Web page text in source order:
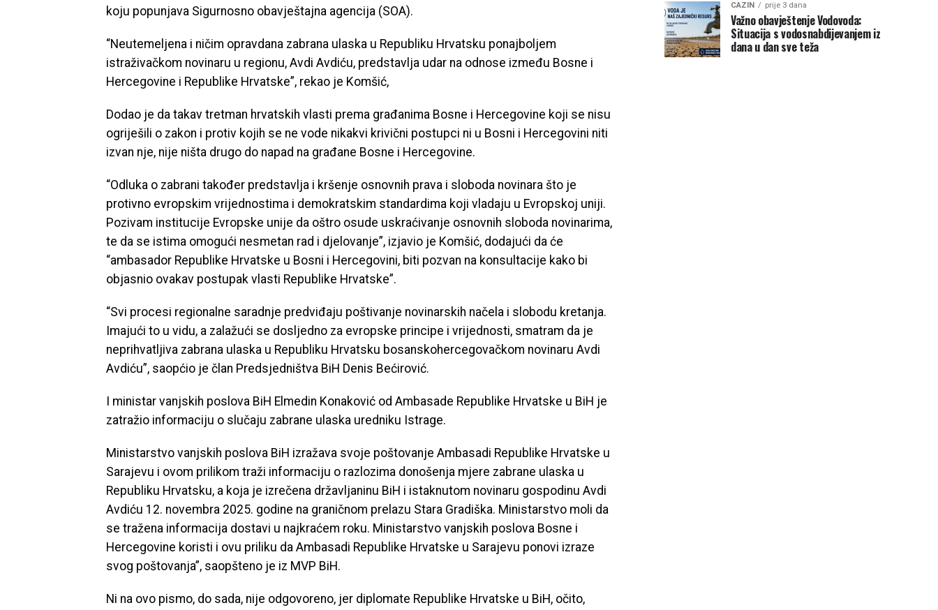
koju popunjava Sigurnosno obavještajna agencija (SOA).
“Neutemeljena i ničim opravdana zabrana ulaska u Republiku Hrvatsku ponajboljem
istraživačkom novinaru u regionu, Avdi Avdiću, predstavlja udar na odnose između Bosne i
Hercegovine i Republike Hrvatske”, rekao je Komšić,
Dodao je da takav tretman hrvatskih vlasti prema građanima Bosne i Hercegovine koji se nisu
ogriješili o zakon i protiv kojih se ne vode nikakvi krivični postupci ni u Bosni i Hercegovini niti
izvan nje, nije ništa drugo do napad na građane Bosne i Hercegovine.
“Odluka o zabrani također predstavlja i kršenje osnovnih prava i sloboda novinara što je
protivno evropskim vrijednostima i demokratskim standardima koji vladaju u Evropskoj uniji.
Pozivam institucije Evropske unije da oštro osude uskraćivanje osnovnih sloboda novinarima,
te da se istima omogući nesmetan rad i djelovanje”, izjavio je Komšić, dodajući da će
“ambasador Republike Hrvatske u Bosni i Hercegovini, biti pozvan na konsultacije kako bi
objasnio ovakav postupak vlasti Republike Hrvatske”.
“Svi procesi regionalne saradnje predviđaju poštivanje novinarskih načela i slobodu kretanja.
Imajući to u vidu, a zalažući se dosljedno za evropske principe i vrijednosti, smatram da je
neprihvatljiva zabrana ulaska u Republiku Hrvatsku bosanskohercegovačkom novinaru Avdi
Avdiću”, saopćio je član Predsjedništva BiH Denis Bećirović.
I ministar vanjskih poslova BiH Elmedin Konaković od Ambasade Republike Hrvatske u BiH je
zatražio informaciju o slučaju zabrane ulaska uredniku Istrage.
Ministarstvo vanjskih poslova BiH izražava svoje poštovanje Ambasadi Republike Hrvatske u
Sarajevu i ovom prilikom traži informaciju o razlozima donošenja mjere zabrane ulaska u
Republiku Hrvatsku, a koja je izrečena državljaninu BiH i istaknutom novinaru gospodinu Avdi
Avdiću 12. novembra 2025. godine na graničnom prelazu Stara Gradiška. Ministarstvo moli da
se tražena informacija dostavi u najkraćem roku. Ministarstvo vanjskih poslova Bosne i
Hercegovine koristi i ovu priliku da Ambasadi Republike Hrvatske u Sarajevu ponovi izraze
svog poštovanja”, saopšteno je iz MVP BiH.
Ni na ovo pismo, do sada, nije odgovoreno, jer diplomate Republike Hrvatske u BiH, očito,
CAZIN prije 3 dana
Važno obavještenje Vodovoda:
Situacija s vodosnabdijevanjem iz
dana u dan sve teža